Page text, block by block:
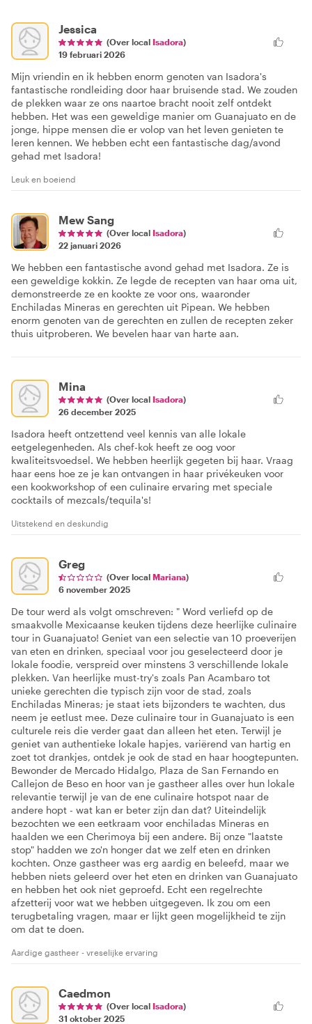
Jessica
(Over local Isadora)
19 februari 2026
Mijn vriendin en ik hebben enorm genoten van Isadora's
fantastische rondleiding door haar bruisende stad. We zouden
de plekken waar ze ons naartoe bracht nooit zelf ontdekt
hebben. Het was een geweldige manier om Guanajuato en de
jonge, hippe mensen die er volop van het leven genieten te
leren kennen. We hebben echt een fantastische dag/avond
gehad met Isadora!
Leuk en boeiend
Mew Sang
(Over local Isadora)
22 januari 2026
We hebben een fantastische avond gehad met Isadora. Ze is
een geweldige kokkin. Ze legde de recepten van haar oma uit,
demonstreerde ze en kookte ze voor ons, waaronder
Enchiladas Mineras en gerechten uit Pipean. We hebben
enorm genoten van de gerechten en zullen de recepten zeker
thuis uitproberen. We bevelen haar van harte aan.
Mina
(Over local Isadora)
26 december 2025
Isadora heeft ontzettend veel kennis van alle lokale
eetgelegenheden. Als chef-kok heeft ze oog voor
kwaliteitsvoedsel. We hebben heerlijk gegeten bij haar. Vraag
haar eens hoe ze je kan ontvangen in haar privékeuken voor
een kookworkshop of een culinaire ervaring met speciale
cocktails of mezcals/tequila's!
Uitstekend en deskundig
Greg
(Over local Mariana)
6 november 2025
De tour werd als volgt omschreven: " Word verliefd op de
smaakvolle Mexicaanse keuken tijdens deze heerlijke culinaire
tour in Guanajuato! Geniet van een selectie van 10 proeverijen
van eten en drinken, speciaal voor jou geselecteerd door je
lokale foodie, verspreid over minstens 3 verschillende lokale
plekken. Van heerlijke must-try's zoals Pan Acambaro tot
unieke gerechten die typisch zijn voor de stad, zoals
Enchiladas Mineras; je staat iets bijzonders te wachten, dus
neem je eetlust mee. Deze culinaire tour in Guanajuato is een
culturele reis die verder gaat dan alleen het eten. Terwijl je
geniet van authentieke lokale hapjes, variërend van hartig en
zoet tot drankjes, ontdek je ook de stad en haar hoogtepunten.
Bewonder de Mercado Hidalgo, Plaza de San Fernando en
Callejon de Beso en hoor van je gastheer alles over hun lokale
relevantie terwijl je van de ene culinaire hotspot naar de
andere hopt - wat kan er beter zijn dan dat? Uiteindelijk
bezochten we een eetkraam voor enchiladas Mineras en
haalden we een Cherimoya bij een andere. Bij onze "laatste
stop" hadden we zo'n honger dat we zelf eten en drinken
kochten. Onze gastheer was erg aardig en beleefd, maar we
hebben niets geleerd over het eten en drinken van Guanajuato
en hebben het ook niet geproefd. Echt een regelrechte
afzetterij voor wat we hebben uitgegeven. Ik zou om een
terugbetaling vragen, maar er lijkt geen mogelijkheid te zijn
om dat te doen.
Aardige gastheer - vreselijke ervaring
Caedmon
(Over local Isadora)
31 oktober 2025